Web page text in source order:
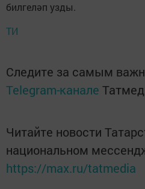
билгеләп узды.
ТИ
Следите за самым
Telegram-канале
Читайте новости
национальном
https://max.ru/tatmedia